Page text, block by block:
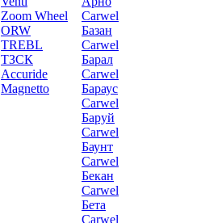
Zoom Wheel
ORW
TREBL
ТЗСК
Accuride
Magnetto
Carwel
Базан
Carwel
Барал
Carwel
Бараус
Carwel
Баруй
Carwel
Баунт
Carwel
Бекан
Carwel
Бета
Carwel